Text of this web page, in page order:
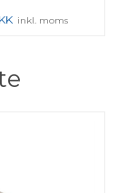
inkl. moms